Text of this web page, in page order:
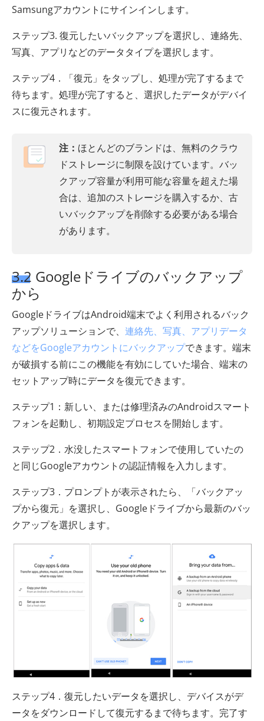
Samsungアカウントにサインインします。
ステップ3. 復元したいバックアップを選択し、連絡先、
写真、アプリなどのデータタイプを選択します。
ステップ4．「復元」をタップし、処理が完了するまで
待ちます。処理が完了すると、選択したデータがデバイ
スに復元されます。
注： ほとんどのブランドは、無料のクラウ
ドストレージに制限を設けています。バッ
クアップ容量が利用可能な容量を超えた場
合は、追加のストレージを購入するか、古
いバックアップを削除する必要がある場合
があります。
3.2 Googleドライブのバックアップ
から
GoogleドライブはAndroid端末でよく利用されるバック
アップソリューションで、 連絡先、写真、アプリデータ
などをGoogleアカウントにバックアップできます。端末
が破損する前にこの機能を有効にしていた場合、端末の
セットアップ時にデータを復元できます。
ステップ1：新しい、または修理済みのAndroidスマート
フォンを起動し、初期設定プロセスを開始します。
ステップ2．水没したスマートフォンで使用していたの
と同じGoogleアカウントの認証情報を入力します。
ステップ3．プロンプトが表示されたら、「バックアッ
プから復元」を選択し、Googleドライブから最新のバッ
クアップを選択します。
ステップ4．復元したいデータを選択し、デバイスがデ
ータをダウンロードして復元するまで待ちます。完了す